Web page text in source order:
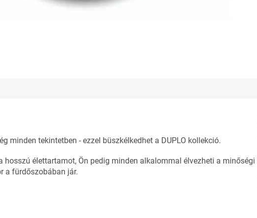
minden tekintetben - ezzel büszkélkedhet a DUPLO kollekció.
hosszú élettartamot, Ön pedig minden alkalommal élvezheti a minőségi
a fürdőszobában jár.